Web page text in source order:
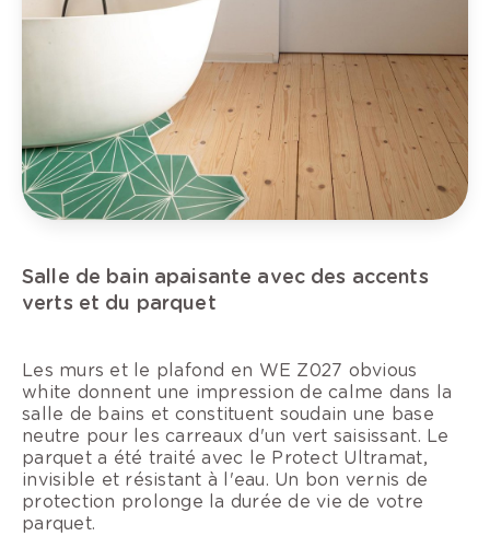
Salle de bain apaisante avec des accents
verts et du parquet
Les murs et le plafond en WE Z027 obvious
white donnent une impression de calme dans la
salle de bains et constituent soudain une base
neutre pour les carreaux d'un vert saisissant. Le
parquet a été traité avec le Protect Ultramat,
invisible et résistant à l'eau. Un bon vernis de
protection prolonge la durée de vie de votre
parquet.